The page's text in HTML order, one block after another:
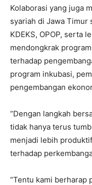
Kolaborasi yang juga
syariah di Jawa Timur
KDEKS, OPOP, serta
mendongkrak
terhadap
program inkubasi,
pengembangan
“Dengan langkah
tidak hanya terus
menjadi lebih
terhadap
“Tentu kami berharap